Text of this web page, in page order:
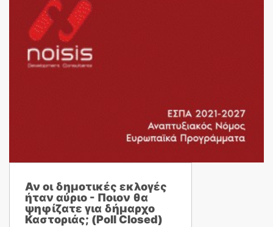
Αν οι δημοτικές εκλογές
ήταν αύριο - Ποιον θα
ψηφίζατε για δήμαρχο
Καστοριάς; (Poll Closed)